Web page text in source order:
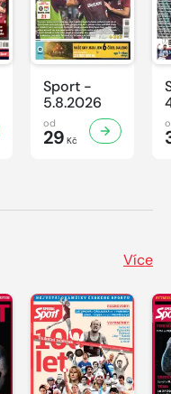
Sport -
5.8.2026
od
29 Kč
Více